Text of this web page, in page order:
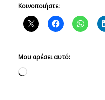
Κοινοποιήστε:
Μου αρέσει αυτό:
Loading…